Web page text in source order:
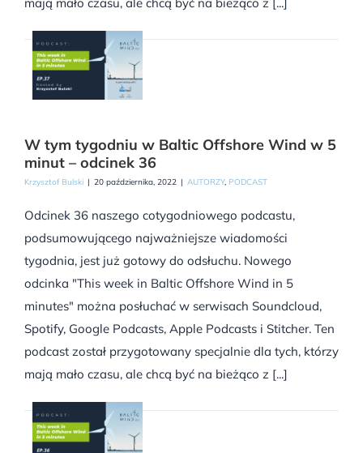
W tym tygodniu w Baltic Offshore Wind w 5
minut – odcinek 36
Krzysztof Bulski | 20 października, 2022 | AUTORZY, PODCAST
Odcinek 36 naszego cotygodniowego podcastu,
podsumowującego najważniejsze wiadomości
tygodnia, jest już gotowy do odsłuchu. Nowego
odcinka "This week in Baltic Offshore Wind in 5
minutes" można posłuchać w serwisach Soundcloud,
Spotify, Google Podcasts, Apple Podcasts i Stitcher. Ten
podcast został przygotowany specjalnie dla tych, którzy
mają mało czasu, ale chcą być na bieżąco z [...]